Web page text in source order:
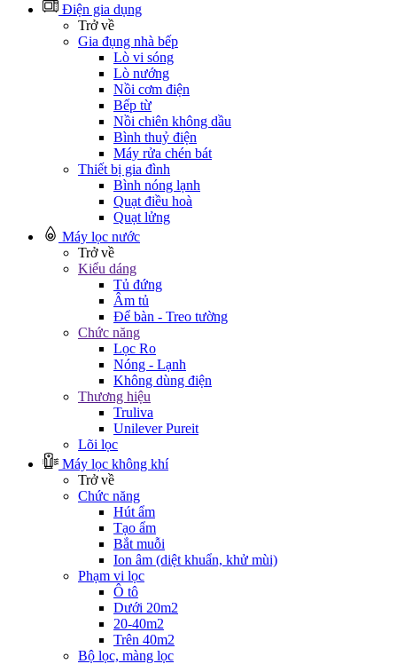
Điện gia dụng
Trở về
Gia đụng nhà bếp
Lò vi sóng
Lò nướng
Nồi cơm điện
Bếp từ
Nồi chiên không dầu
Bình thuỷ điện
Máy rửa chén bát
Thiết bị gia đình
Bình nóng lạnh
Quạt điều hoà
Quạt lửng
Máy lọc nước
Trở về
Kiểu dáng
Tủ đứng
Âm tủ
Để bàn - Treo tường
Chức năng
Lọc Ro
Nóng - Lạnh
Không dùng điện
Thương hiệu
Truliva
Unilever Pureit
Lõi lọc
Máy lọc không khí
Trở về
Chức năng
Hút ẩm
Tạo ẩm
Bắt muỗi
Ion âm (diệt khuẩn, khử mùi)
Phạm vi lọc
Ô tô
Dưới 20m2
20-40m2
Trên 40m2
Bộ lọc, màng lọc